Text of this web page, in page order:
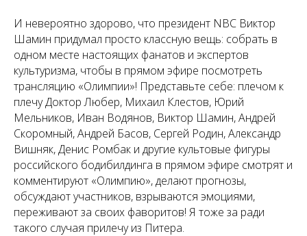
И невероятно здорово, что президент NBC Виктор
Шамин придумал просто классную вещь: собрать в
одном месте настоящих фанатов и экспертов
культуризма, чтобы в прямом эфире посмотреть
трансляцию «Олимпии»! Представьте себе: плечом к
плечу Доктор Любер, Михаил Клестов, Юрий
Мельников, Иван Водянов, Виктор Шамин, Андрей
Скоромный, Андрей Басов, Сергей Родин, Александр
Вишняк, Денис Ромбак и другие культовые фигуры
российского бодибилдинга в прямом эфире смотрят и
комментируют «Олимпию», делают прогнозы,
обсуждают участников, взрываются эмоциями,
переживают за своих фаворитов! Я тоже за ради
такого случая прилечу из Питера.